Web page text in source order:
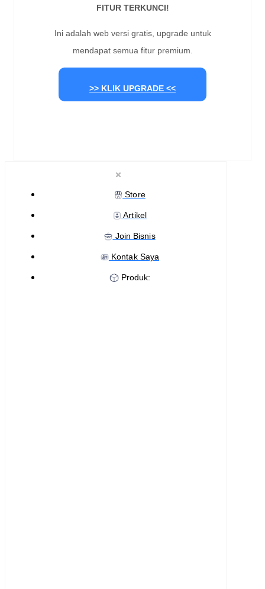
FITUR TERKUNCI!
Ini adalah web versi gratis, upgrade untuk
mendapat semua fitur premium.
>> KLIK UPGRADE <<
Store
Artikel
Join Bisnis
Kontak Saya
Produk: